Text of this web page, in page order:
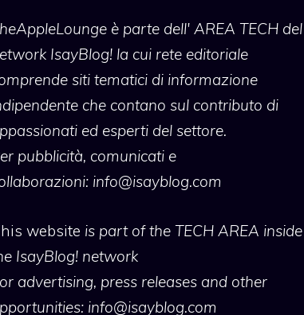
è parte dell' AREA TECH del
IsayBlog! la cui rete editoriale
siti tematici di informazione
che contano sul contributo di
ed esperti del settore.
pubblicità, comunicati e
info@isayblog.com
website is part of the TECH AREA inside
IsayBlog! network
advertising, press releases and other
info@isayblog.com